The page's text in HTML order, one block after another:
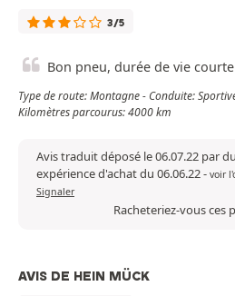
3/5
Bon pneu, durée de vie
Type de route: Montagne - Conduite:
Kilomètres parcourus: 4000 km
Avis traduit déposé le 06.07.22 par
expérience d'achat du 06.06.22- voir
Signaler
Racheteriez-vous ces
AVIS DE HEIN MÜCK